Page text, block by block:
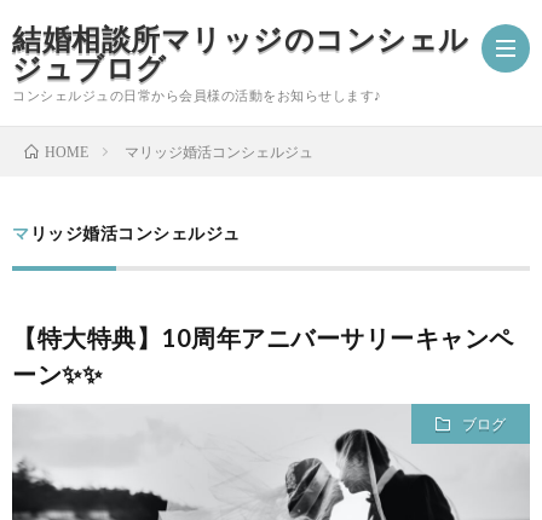
結婚相談所マリッジのコンシェル
ジュブログ
コンシェルジュの日常から会員様の活動をお知らせします♪
告
ド
シ
員
自
HOME マリッジ婚活コンシェルジュ
マリッジ婚活コンシェルジュ
【特大特典】10周年アニバーサリーキャンペ
ーン✨✨
ブログ